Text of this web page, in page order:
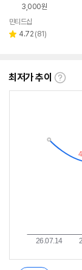
3,000원
페이
민티드샵
별 4.72 리
(81)
최저가 추이
최